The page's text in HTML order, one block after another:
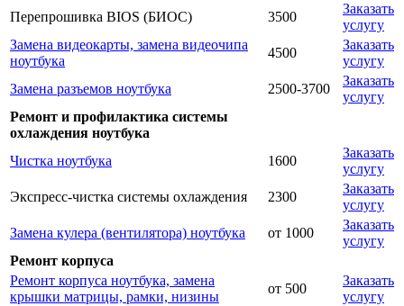
Перепрошивка BIOS (БИОС)
3500
Заказать
услугу
Замена видеокарты, замена видеочипа
ноутбука
4500
Заказать
услугу
Замена разъемов ноутбука
2500-3700
Заказать
услугу
Ремонт и профилактика системы
охлаждения ноутбука
Чистка ноутбука
1600
Заказать
услугу
Экспресс-чистка системы охлаждения
2300
Заказать
услугу
Замена кулера (вентилятора) ноутбука
от 1000
Заказать
услугу
Ремонт корпуса
Ремонт корпуса ноутбука, замена
крышки матрицы, рамки, низины
от 500
Заказать
услугу